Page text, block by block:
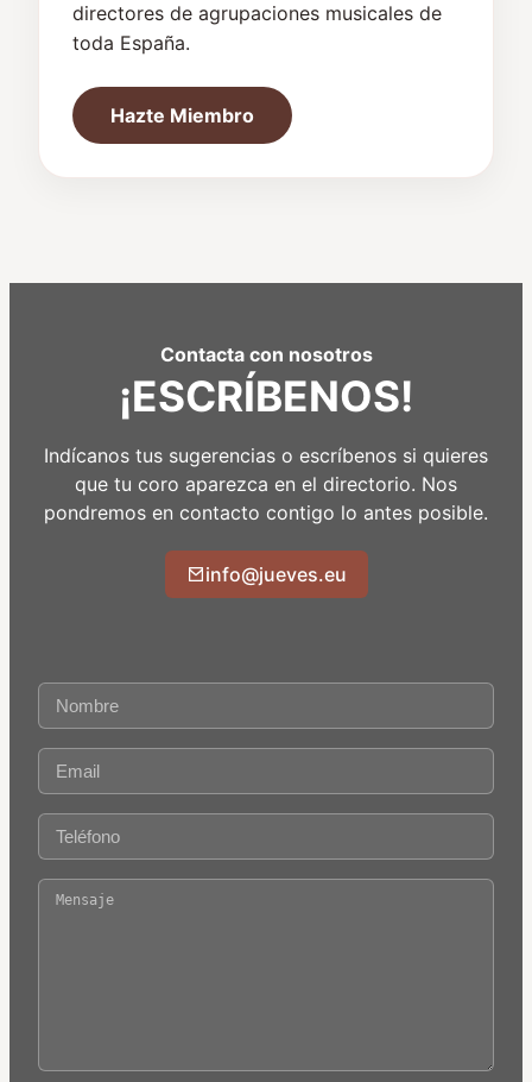
directores de agrupaciones musicales de
toda España.
Hazte Miembro
Contacta con nosotros
¡ESCRÍBENOS!
Indícanos tus sugerencias o escríbenos si quieres
que tu coro aparezca en el directorio. Nos
pondremos en contacto contigo lo antes posible.
info@jueves.eu